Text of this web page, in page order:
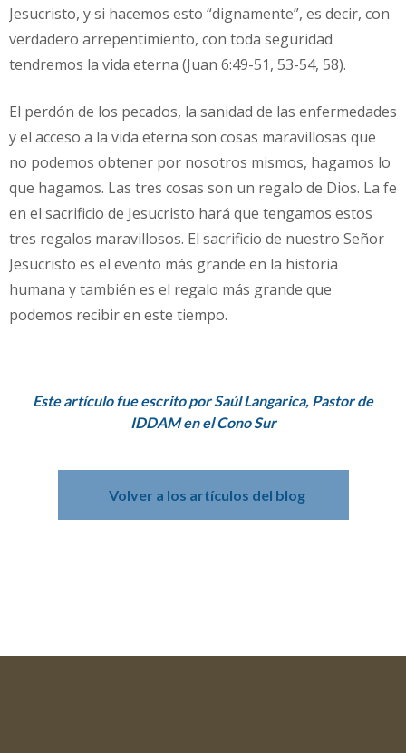
Jesucristo, y si hacemos esto “dignamente”, es decir, con
verdadero arrepentimiento, con toda seguridad
tendremos la vida eterna (Juan 6:49-51, 53-54, 58).
El perdón de los pecados, la sanidad de las enfermedades
y el acceso a la vida eterna son cosas maravillosas que
no podemos obtener por nosotros mismos, hagamos lo
que hagamos. Las tres cosas son un regalo de Dios. La fe
en el sacrificio de Jesucristo hará que tengamos estos
tres regalos maravillosos. El sacrificio de nuestro Señor
Jesucristo es el evento más grande en la historia
humana y también es el regalo más grande que
podemos recibir en este tiempo.
Este artículo fue escrito por Saúl Langarica, Pastor de
IDDAM en el Cono Sur
Volver a los artículos del blog